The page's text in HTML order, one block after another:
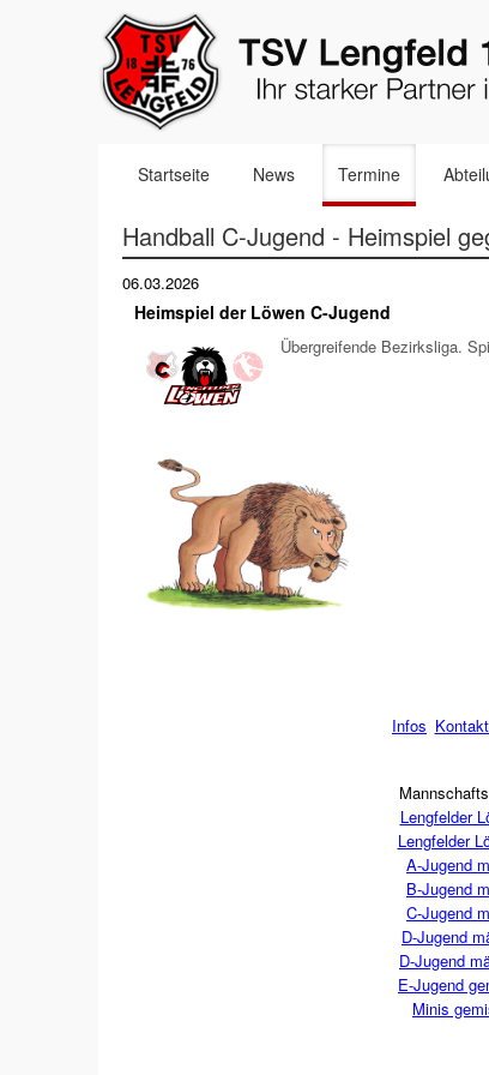
überspringen
Startseite News Termine
Handball C-Jugend - Heimspiel
06.03.2026
Heimspiel der Löwen C-Jugend
Übergreifende Bezirksliga.
Infos
Lengfelder
Lengfelder
A-Jugend
B-Jugend
C-Jugend
D-Jugend
D-Jugend
E-Jugend
Minis